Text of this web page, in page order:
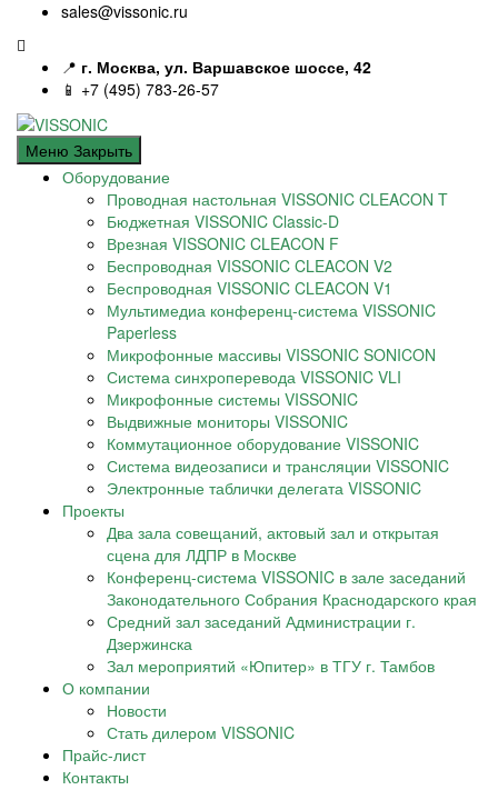
sales@vissonic.ru
📍 г. Москва, ул. Варшавское шоссе, 42
📱 +7 (495) 783-26-57
Меню Закрыть
Оборудование
Проводная настольная VISSONIC CLEACON T
Бюджетная VISSONIC Classic-D
Врезная VISSONIC CLEACON F
Беспроводная VISSONIC CLEACON V2
Беспроводная VISSONIC CLEACON V1
Мультимедиа конференц-система VISSONIC
Paperless
Микрофонные массивы VISSONIC SONICON
Система синхроперевода VISSONIC VLI
Микрофонные системы VISSONIC
Выдвижные мониторы VISSONIC
Коммутационное оборудование VISSONIC
Система видеозаписи и трансляции VISSONIC
Электронные таблички делегата VISSONIC
Проекты
Два зала совещаний, актовый зал и открытая
сцена для ЛДПР в Москве
Конференц-система VISSONIC в зале заседаний
Законодательного Собрания Краснодарского края
Средний зал заседаний Администрации г.
Дзержинска
Зал мероприятий «Юпитер» в ТГУ г. Тамбов
О компании
Новости
Стать дилером VISSONIC
Прайс-лист
Контакты